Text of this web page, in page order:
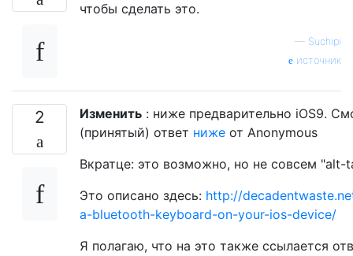
чтобы сделать это.
— Suchipi
источник
2 Изменить : ниже предварительно iOS9.
(принятый) ответ ниже от Anonymous
Вкратце: это возможно, но не совсем "alt-
Это описано здесь: http://
a-bluetooth-keyboard-on-your-ios-device/
Я полагаю, что на это также ссылается